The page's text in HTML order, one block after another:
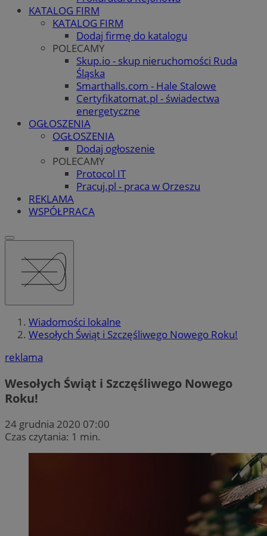
KATALOG FIRM
KATALOG FIRM
Dodaj firmę do katalogu
POLECAMY
Skup.io - skup nieruchomości Ruda
Śląska
Smarthalls.com - Hale Stalowe
Certyfikatomat.pl - świadectwa
energetyczne
OGŁOSZENIA
OGŁOSZENIA
Dodaj ogłoszenie
POLECAMY
Protocol IT
Pracuj.pl - praca w Orzeszu
REKLAMA
WSPÓŁPRACA
Wiadomości lokalne
Wesołych Świąt i Szczęśliwego Nowego Roku!
reklama
Wesołych Świąt i Szczęśliwego Nowego
Roku!
24 grudnia 2020 07:00
Czas czytania: 1 min.